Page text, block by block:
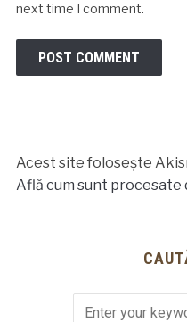
next time I comment.
Acest site folosește
Află cum sunt